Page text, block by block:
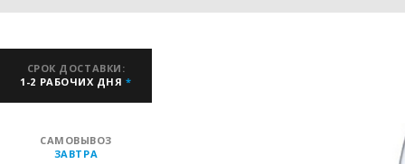
СРОК ДОСТАВКИ:
1-2 РАБОЧИХ ДНЯ*
САМОВЫВОЗ
ЗАВТРА